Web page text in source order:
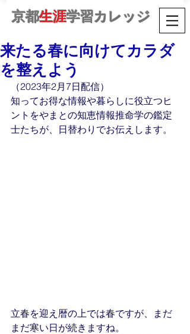
京都生涯学習カレッジ
来たる春に向けてカラダ
を整えよう
（2023年2月7日配信）
知ってお得な情報や暮らしに役立つヒ
ントをやまとの知恵情報推命学の鑑定
士たちが、日替わりでお伝えします。
立春を迎え暦の上では春ですが、まだ
まだ寒い日が続きますね。